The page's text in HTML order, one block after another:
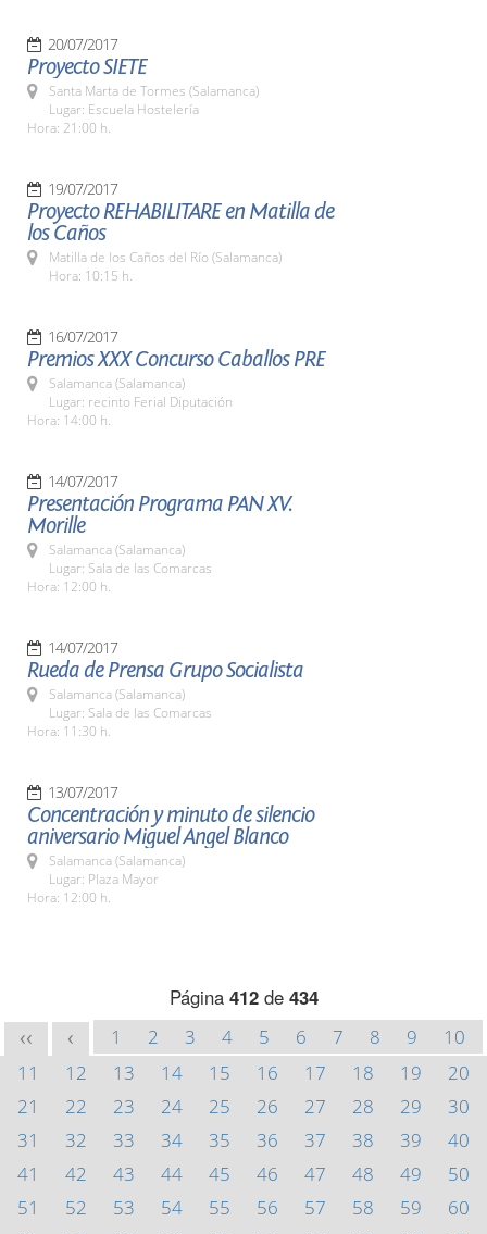
20/07/2017
Proyecto SIETE
Santa Marta de Tormes (Salamanca)
Lugar: Escuela Hostelería
Hora: 21:00 h.
19/07/2017
Proyecto REHABILITARE en Matilla de
los Caños
Matilla de los Caños del Río (Salamanca)
Hora: 10:15 h.
16/07/2017
Premios XXX Concurso Caballos PRE
Salamanca (Salamanca)
Lugar: recinto Ferial Diputación
Hora: 14:00 h.
14/07/2017
Presentación Programa PAN XV.
Morille
Salamanca (Salamanca)
Lugar: Sala de las Comarcas
Hora: 12:00 h.
14/07/2017
Rueda de Prensa Grupo Socialista
Salamanca (Salamanca)
Lugar: Sala de las Comarcas
Hora: 11:30 h.
13/07/2017
Concentración y minuto de silencio
aniversario Miguel Angel Blanco
Salamanca (Salamanca)
Lugar: Plaza Mayor
Hora: 12:00 h.
Página 412de 434
<< < 1 2 3 4 5 6 7 8 9
10
11
12 13 14 15 16 17 18 19
20
21
22 23 24 25 26 27 28 29
30
31
32 33 34 35 36 37 38 39
40
41
42 43 44 45 46 47 48 49
50
51
52 53 54 55 56 57 58 59
60